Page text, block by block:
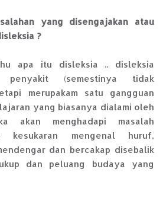
yang disengajakan atau
?
apa itu disleksia .. disleksia
penyakit (semestinya tidak
merupakam satu gangguan
yang biasanya dialami oleh
akan menghadapi masalah
kesukaran mengenal huruf,
dan bercakap disebalik
dan peluang budaya yang